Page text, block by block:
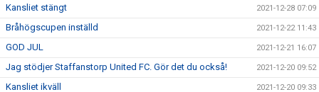
Kansliet stängt 2021-12-28 07:09
Bråhögscupen inställd 2021-12-22 11:43
GOD JUL 2021-12-21 16:07
Jag stödjer Staffanstorp United FC. Gör det du också! 2021-12-20 09:52
Kansliet ikväll 2021-12-20 09:33